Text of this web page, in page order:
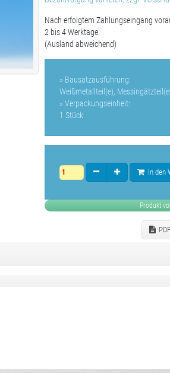
Nach erfolgtem Zahlungseingang
2 bis 4 Werktage.
(Ausland abweichend)
» Bausatzausführung:
Weißmetallteil(e),
» Verpackungseinheit:
1 Stück
In den
Produkt
PDF